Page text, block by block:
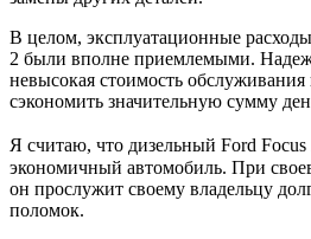
В целом, эксплуатационные
2 были вполне приемлемыми.
невысокая стоимость
сэкономить значительную сумму
Я считаю, что дизельный Ford
экономичный автомобиль. При
он прослужит своему владельцу
поломок.